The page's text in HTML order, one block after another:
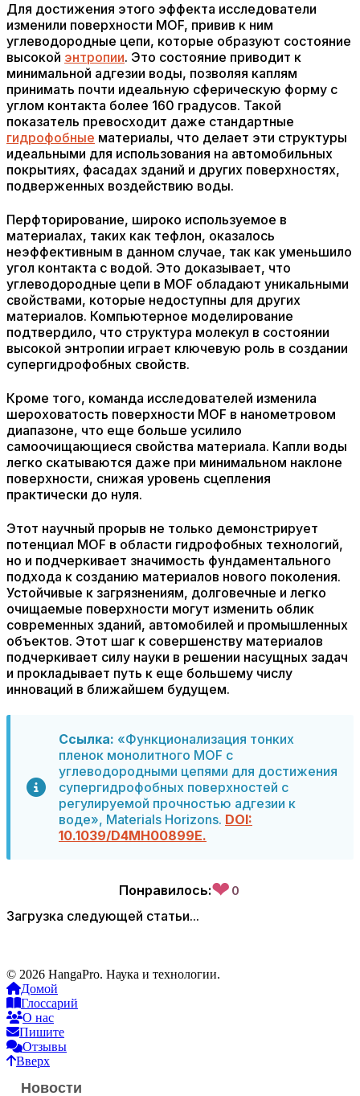
Для достижения этого эффекта исследователи
изменили поверхности MOF, привив к ним
углеводородные цепи, которые образуют состояние
высокой энтропии. Это состояние приводит к
минимальной адгезии воды, позволяя каплям
принимать почти идеальную сферическую форму с
углом контакта более 160 градусов. Такой
показатель превосходит даже стандартные
гидрофобные материалы, что делает эти структуры
идеальными для использования на автомобильных
покрытиях, фасадах зданий и других поверхностях,
подверженных воздействию воды.
Перфторирование, широко используемое в
материалах, таких как тефлон, оказалось
неэффективным в данном случае, так как уменьшило
угол контакта с водой. Это доказывает, что
углеводородные цепи в MOF обладают уникальными
свойствами, которые недоступны для других
материалов. Компьютерное моделирование
подтвердило, что структура молекул в состоянии
высокой энтропии играет ключевую роль в создании
супергидрофобных свойств.
Кроме того, команда исследователей изменила
шероховатость поверхности MOF в нанометровом
диапазоне, что еще больше усилило
самоочищающиеся свойства материала. Капли воды
легко скатываются даже при минимальном наклоне
поверхности, снижая уровень сцепления
практически до нуля.
Этот научный прорыв не только демонстрирует
потенциал MOF в области гидрофобных технологий,
но и подчеркивает значимость фундаментального
подхода к созданию материалов нового поколения.
Устойчивые к загрязнениям, долговечные и легко
очищаемые поверхности могут изменить облик
современных зданий, автомобилей и промышленных
объектов. Этот шаг к совершенству материалов
подчеркивает силу науки в решении насущных задач
и прокладывает путь к еще большему числу
инноваций в ближайшем будущем.
Ссылка: «Функционализация тонких
пленок монолитного MOF с
углеводородными цепями для достижения
супергидрофобных поверхностей с
регулируемой прочностью адгезии к
воде», Materials Horizons. DOI:
10.1039/D4MH00899E.
Понравилось:❤ 0
Загрузка следующей статьи...
© 2026 HangaPro. Наука и технологии.
Домой
Глоссарий
О нас
Пишите
Отзывы
Вверх
Новости